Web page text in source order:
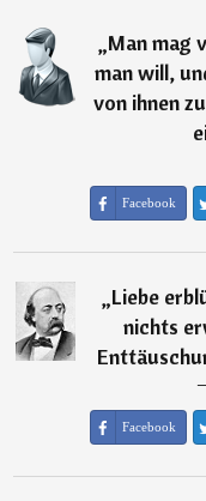
„Man mag
man will,
von ihnen
Facebook
„Liebe
nichts
Facebook